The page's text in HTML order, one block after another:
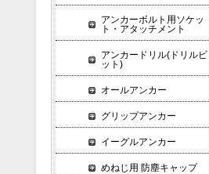
アンカーボルト用ソケッ
ト・アタッチメント
アンカードリル(ドリルビ
ット)
オールアンカー
グリップアンカー
イーグルアンカー
めねじ用 防塵キャップ